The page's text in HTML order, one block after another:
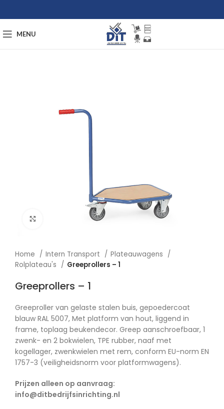
MENU
Afbeelding vergroten
Home Intern Transport
Plateauwagens
Rolplateau's
Greeprollers – 1
Greeprollers – 1
Greeproller van gelaste stalen buis, gepoedercoat
blauw RAL 5007, Met platform van hout, liggend in
frame, toplaag beukendecor. Greep aanschroefbaar, 1
zwenk- en 2 bokwielen, TPE rubber, naaf met
kogellager, zwenkwielen met rem, conform EU-norm EN
1757-3 (veiligheidsnorm voor platformwagens).
Prijzen alleen op aanvraag:
info@ditbedrijfsinrichting.nl